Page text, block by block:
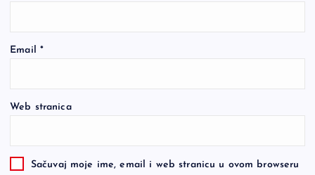
Email *
Web stranica
Sačuvaj moje ime, email i web stranicu u ovom browseru